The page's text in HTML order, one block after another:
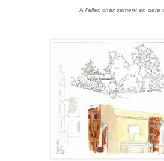
A l'aller, changement en gare